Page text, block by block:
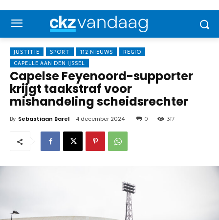
JUSTITIE SPORT 112 NIEUWS
REGIO
CAPELLE AAN DEN IJSSEL
Capelse Feyenoord-supporter
krijgt taakstraf voor
mishandeling scheidsrechter
By Sebastiaan Barel 4 december 2024 0 317